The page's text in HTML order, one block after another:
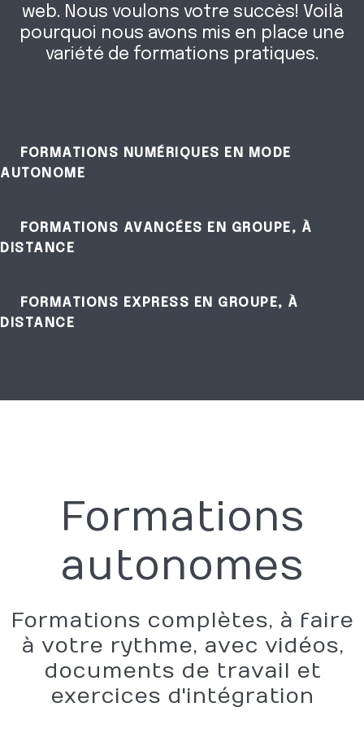
web. Nous voulons votre succès! Voilà
pourquoi nous avons mis en place une
variété de formations pratiques.
FORMATIONS NUMÉRIQUES EN MODE
AUTONOME
FORMATIONS AVANCÉES EN GROUPE, À
DISTANCE
FORMATIONS EXPRESS EN GROUPE, À
DISTANCE
Formations
autonomes
Formations complètes, à faire
à votre rythme, avec vidéos,
documents de travail et
exercices d'intégration